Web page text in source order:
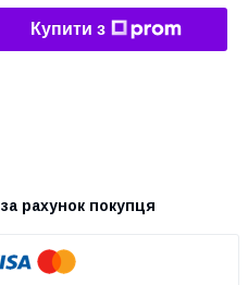
Купити з
за рахунок покупця